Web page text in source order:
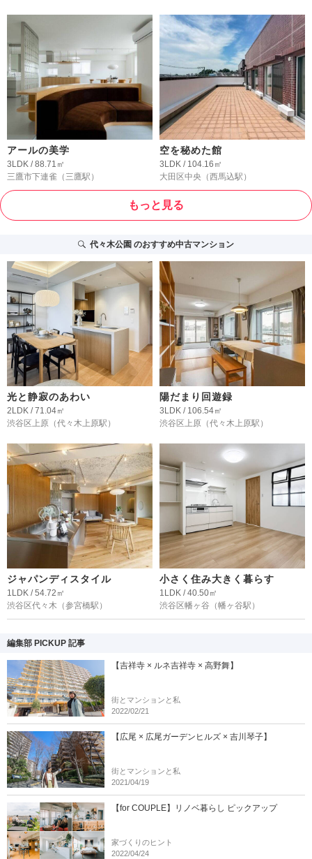
アールの美学
3LDK / 88.71㎡
三鷹市下連雀 （三鷹駅）
空を秘めた館
3LDK / 104.16㎡
大田区中央 （西馬込駅）
もっと見る
代々木公園 のおすすめ中古マンション
光と静寂のあわい
2LDK / 71.04㎡
渋谷区上原 （代々木上原駅）
陽だまり回遊録
3LDK / 106.54㎡
渋谷区上原 （代々木上原駅）
ジャパンディスタイル
1LDK / 54.72㎡
渋谷区代々木 （参宮橋駅）
小さく住み大きく暮らす
1LDK / 40.50㎡
渋谷区幡ヶ谷 （幡ヶ谷駅）
編集部 PICKUP 記事
【吉祥寺 × ルネ吉祥寺 × 高野舞】
街とマンションと私
2022/02/21
【広尾 × 広尾ガーデンヒルズ × 吉川琴子】
街とマンションと私
2021/04/19
【for COUPLE】リノベ暮らし ピックアップ
家づくりのヒント
2022/04/24